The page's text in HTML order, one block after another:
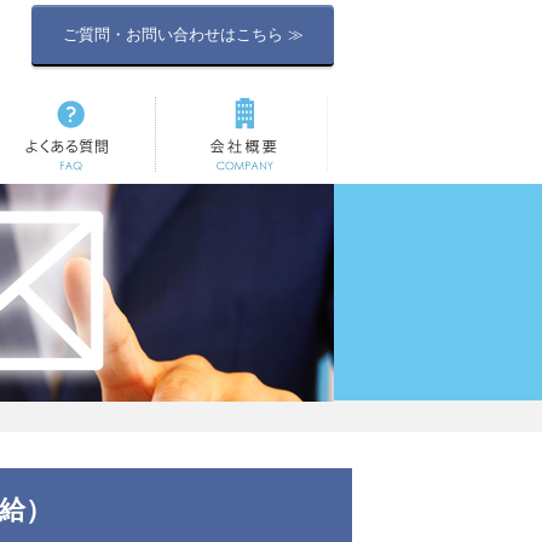
ご質問・お問い合わせはこちら ≫
よくある質問 会社概要
）